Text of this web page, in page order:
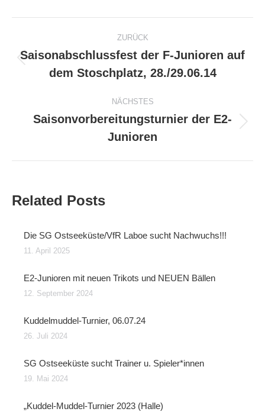
Kommentarnavigation
ZURÜCK
Beitrag:
Saisonabschlussfest der F-Junioren auf
dem Stoschplatz, 28./29.06.14
NÄCHSTES
Nächster
Beitrag:
Saisonvorbereitungsturnier der E2-
Junioren
Related Posts
Die SG Ostseeküste/VfR Laboe sucht Nachwuchs!!!
11. April 2025
E2-Junioren mit neuen Trikots und NEUEN Bällen
12. September 2024
Kuddelmuddel-Turnier, 06.07.24
26. Juli 2024
SG Ostseeküste sucht Trainer u. Spieler*innen
19. Mai 2024
„Kuddel-Muddel-Turnier 2023 (Halle)